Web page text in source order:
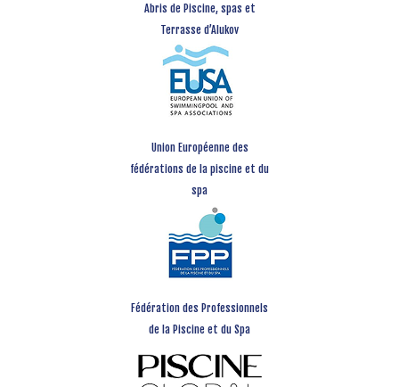
Abris de Piscine, spas et
Terrasse d’Alukov
Union Européenne des
fédérations de la piscine et du
spa
Fédération des Professionnels
de la Piscine et du Spa